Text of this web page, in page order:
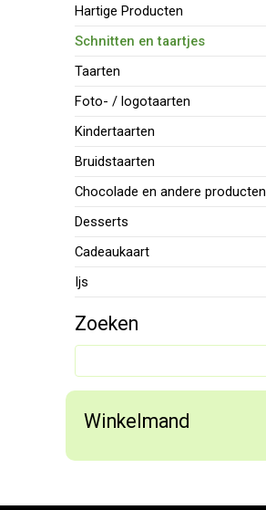
Hartige Producten
Schnitten en taartjes
Taarten
Foto- / logotaarten
Kindertaarten
Bruidstaarten
Chocolade en andere producten
Desserts
Cadeaukaart
Ijs
Zoeken
Winkelmand